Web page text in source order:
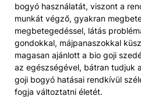
bogyó használatát, viszont a
munkát végző, gyakran
megbetegedéssel, látás
gondokkal, májpanaszokkal
magasan ajánlott a bio goji
az egészségével, bátran tudjuk
goji bogyó hatásai rendkívül
fogja változtatni életét.